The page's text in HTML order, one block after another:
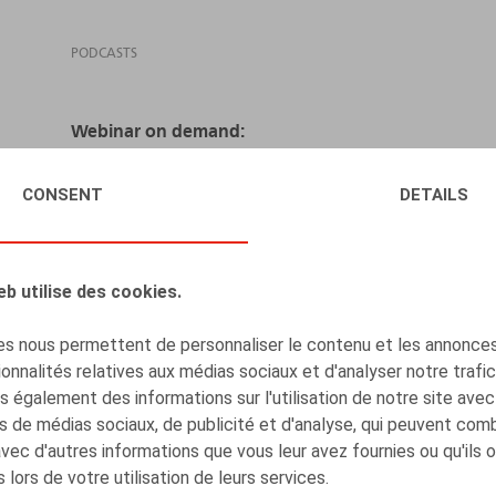
CONSENT DETAILS
utilise des cookies.
nous permettent de personnaliser le contenu et les
relatives aux médias sociaux et d'analyser notre
également des informations sur l'utilisation de notre site
de médias sociaux, de publicité et d'analyse, qui peuvent
d'autres informations que vous leur avez fournies ou qu'ils
de votre utilisation de leurs services.
PODCASTS
Webinar on demand:
U krijgt onmiddellijk na inschrijving toegang tot
Bekijk deze opname op uw eigen tempo –
Video en audio van topkwaliteit
KMO portefeuille
De managementovereenkomst als dusdanig is
een ruime contractuele vrijheid bestaat.